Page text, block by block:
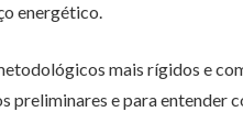
energético.
mais rígidos e
preliminares e para